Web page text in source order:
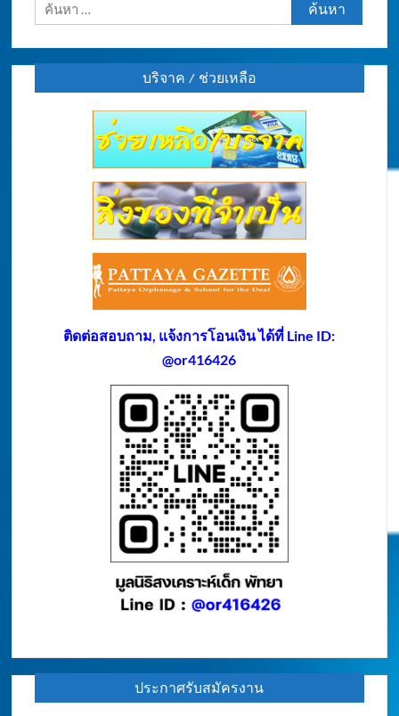
สำหรับ:
บริจาค / ช่วยเหลือ
ติดต่อสอบถาม, แจ้งการโอนเงิน ได้ที่ Line ID:
@or416426
ประกาศรับสมัครงาน